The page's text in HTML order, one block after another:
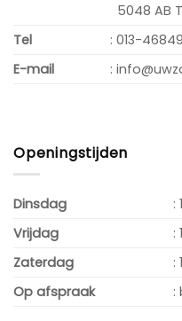
5048 AB
Tel
: 013-
E-mail
:
Openingstijden
Dinsdag
:
Vrijdag
:
Zaterdag
:
Op afspraak
: